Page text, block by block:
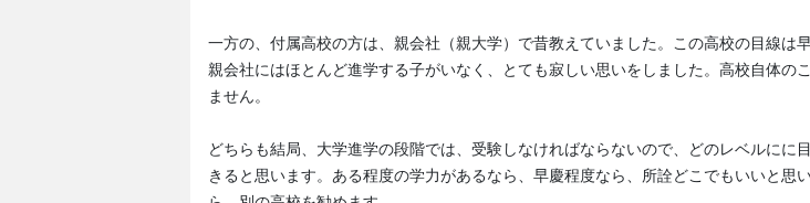
一方の、付属高校の方は、親会社（親大学）で昔教えていました。この高校の目線は早
親会社にはほとんど進学する子がいなく、とても寂しい思いをしました。高校自体の
ません。
どちらも結局、大学進学の段階では、受験しなければならないので、どのレベルにに
きると思います。ある程度の学力があるなら、早慶程度なら、所詮どこでもいいと思